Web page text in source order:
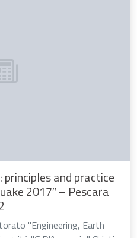
and practice
2017″ – Pescara
"Engineering, Earth